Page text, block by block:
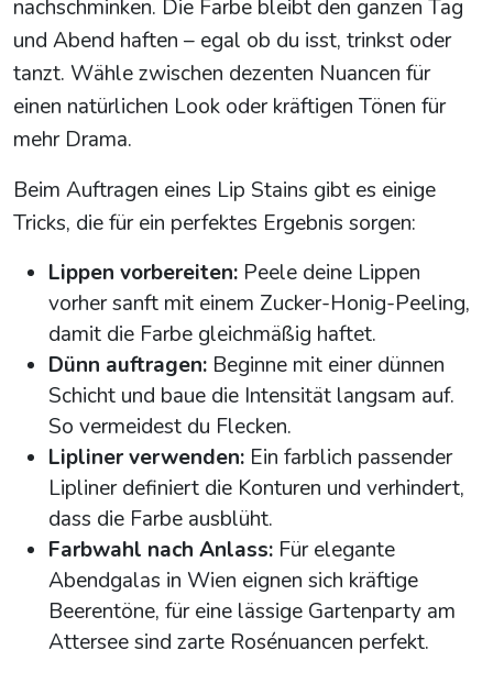
nachschminken. Die Farbe bleibt den ganzen Tag
und Abend haften – egal ob du isst, trinkst oder
tanzt. Wähle zwischen dezenten Nuancen für
einen natürlichen Look oder kräftigen Tönen für
mehr Drama.
Beim Auftragen eines Lip Stains gibt es einige
Tricks, die für ein perfektes Ergebnis sorgen:
Lippen vorbereiten: Peele deine Lippen
vorher sanft mit einem Zucker-Honig-Peeling,
damit die Farbe gleichmäßig haftet.
Dünn auftragen: Beginne mit einer dünnen
Schicht und baue die Intensität langsam auf.
So vermeidest du Flecken.
Lipliner verwenden: Ein farblich passender
Lipliner definiert die Konturen und verhindert,
dass die Farbe ausblüht.
Farbwahl nach Anlass: Für elegante
Abendgalas in Wien eignen sich kräftige
Beerentöne, für eine lässige Gartenparty am
Attersee sind zarte Rosénuancen perfekt.